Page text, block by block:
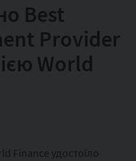
Best
Provider
World
Finance удостоїло